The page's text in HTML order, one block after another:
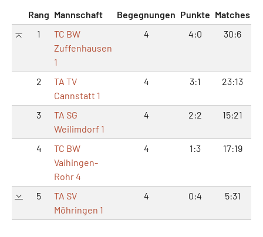
Rang Mannschaft Begegnungen Punkte Matches
1
TC BW
Zuffenhausen
1
4 4:0 30:6
2
TA TV
Cannstatt 1
4 3:1 23:13
3
TA SG
Weilimdorf 1
4 2:2 15:21
4
TC BW
Vaihingen-
Rohr 4
4 1:3 17:19
5
TA SV
Möhringen 1
4 0:4 5:31